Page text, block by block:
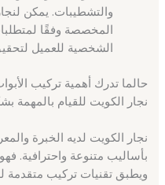
والتشطيبات. يمكن
المخصصة وفقًا
الشخصية للعميل
حالما تدرك أهمية تركيب
نجار الكويت للقيام بالمهمة
نجار الكويت لديه الخبرة
بأساليب متنوعة واحترافية.
ويطبق تقنيات تركيب متقدمة